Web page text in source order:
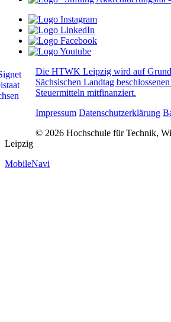
Die HTWK Leipzig wird auf
Sächsischen Landtag
Steuermitteln mitfinanziert.
Impressum Datenschutzerklärung
© 2026 Hochschule für Technik,
Leipzig
MobileNavi